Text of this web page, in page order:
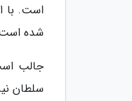
است. با
شده
جالب
سلطان